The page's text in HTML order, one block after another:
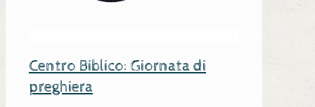
Centro Biblico: Giornata di
preghiera